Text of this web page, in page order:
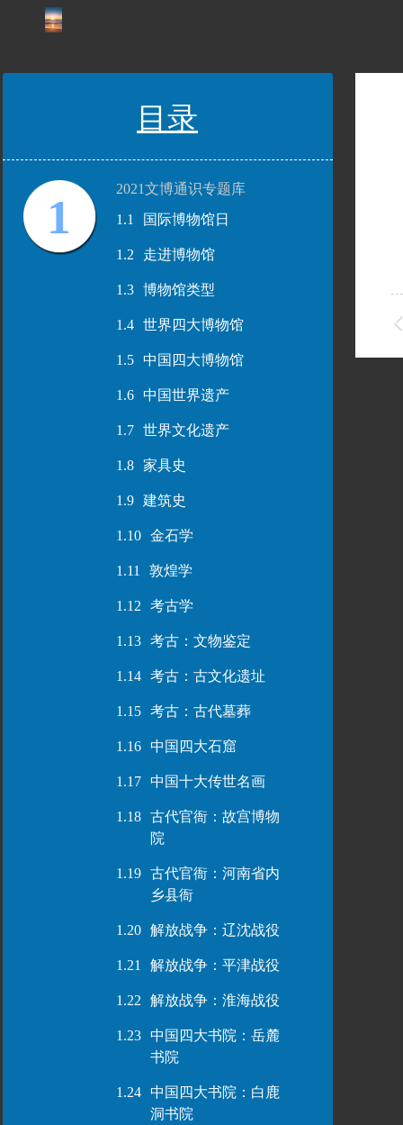
目录
1
2021文博通识专题库
1.1
国际博物馆日
1.2 走进博物馆
1.3 博物馆类型
1.4 世界四大博物馆
1.5 中国四大博物馆
1.6 中国世界遗产
1.7 世界文化遗产
1.8 家具史
1.9 建筑史
1.10 金石学
1.11 敦煌学
1.12 考古学
1.13 考古：文物鉴定
1.14 考古：古文化遗址
1.15 考古：古代墓葬
1.16 中国四大石窟
1.17 中国十大传世名画
1.18
古代官衙：故宫博物
院
1.19
古代官衙：河南省内
乡县衙
1.20 解放战争：辽沈战役
1.21 解放战争：平津战役
1.22 解放战争：淮海战役
1.23
中国四大书院：岳麓
书院
1.24
中国四大书院：白鹿
洞书院